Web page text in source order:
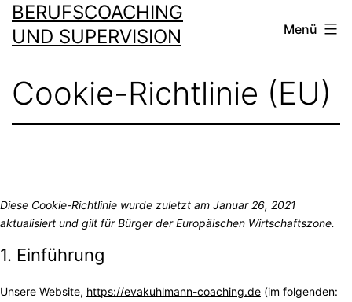
Zum
Inhalt
BERUFSCOACHING
UND SUPERVISION
Menü
Cookie-Richtlinie (EU)
Diese Cookie-Richtlinie wurde zuletzt am Januar 26, 2021
aktualisiert und gilt für Bürger der Europäischen Wirtschaftszone.
1. Einführung
Unsere Website, https://evakuhlmann-coaching.de (im folgenden: